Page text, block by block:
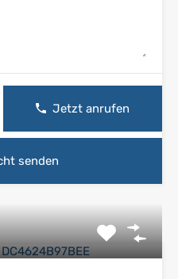
Jetzt anrufen
senden